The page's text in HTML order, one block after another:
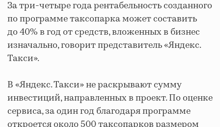
За три-четыре года рентабельность созданного
по программе таксопарка может составить
до 40% в год от средств, вложенных в бизнес
изначально, говорит представитель «Яндекс.
Такси».
В «Яндекс. Такси» не раскрывают сумму
инвестиций, направленных в проект. По оценке
сервиса, за один год благодаря программе